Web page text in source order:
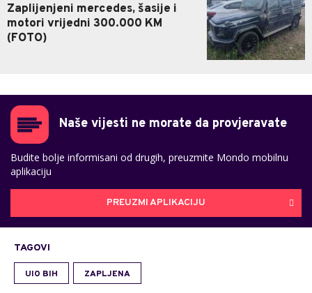
Zaplijenjeni mercedes, šasije i
motori vrijedni 300.000 KM
(FOTO)
Naše vijesti ne morate da provjeravate
Budite bolje informisani od drugih, preuzmite Mondo mobilnu
aplikaciju
PREUZMI APLIKACIJU
TAGOVI
UIO BIH ZAPLJENA